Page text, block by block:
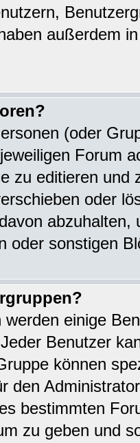
außerdem
(oder
Forum
zu editieren und
oder
abzuhalten,
oder sonstigen
werden einige
Benutzer
können
den
bestimmten
zu geben und